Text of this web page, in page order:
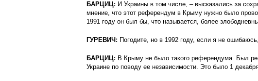
БАРЦИЦ: И Украины в том числе, – высказались за
мнение, что этот референдум в Крыму нужно было
1991 году он был бы, что называется, более
ГУРЕВИЧ: Погодите, но в 1992 году, если я не
БАРЦИЦ: В Крыму не было такого референдума. Был
Украине по поводу ее независимости. Это было 1